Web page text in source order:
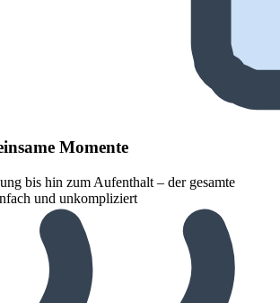
Momente
bis hin zum Aufenthalt – der gesamte
und unkompliziert